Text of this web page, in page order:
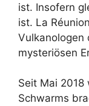
ist. Insofern
ist. La
Vulkanologen
mysteriösen
Seit Mai
Schwarms